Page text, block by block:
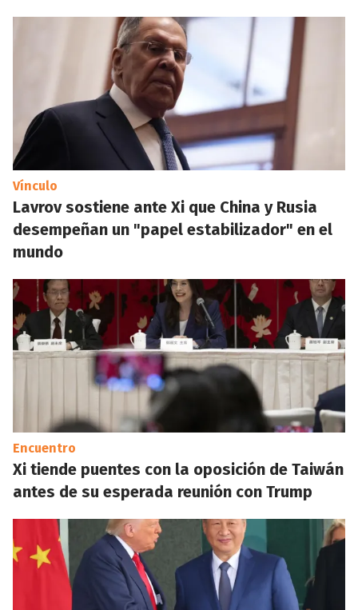
Vínculo
Lavrov sostiene ante Xi que China y Rusia
desempeñan un "papel estabilizador" en el
mundo
Encuentro
Xi tiende puentes con la oposición de Taiwán
antes de su esperada reunión con Trump